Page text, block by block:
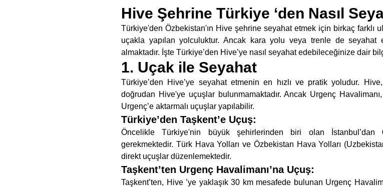
Hive Şehrine Türkiye ‘den Nasıl
Türkiye'den Özbekistan'ın Hive şehrine seyahat etmek için birkaç farklı
uçakla yapılan yolculuktur. Ancak kara yolu veya trenle de
almaktadır. İşte Türkiye’den Hive’ye nasıl seyahat edebileceğinize dair
1. Uçak ile Seyahat
Türkiye’den Hive’ye seyahat etmenin en hızlı ve pratik yoludur. Hive,
doğrudan Hive'ye uçuşlar bulunmamaktadır. Ancak Urgenç
Urgenç’e aktarmalı uçuşlar yapılabilir.
Türkiye’den Taşkent’e Uçuş:
Öncelikle Türkiye'nin büyük şehirlerinden biri olan İstanbul’dan
gerekmektedir. Türk Hava Yolları ve Özbekistan Hava Yolları
direkt uçuşlar düzenlemektedir.
Taşkent’ten Urgenç Havalimanı’na Uçuş:
Taşkent’ten, Hive ’ye yaklaşık 30 km mesafede bulunan Urgenç